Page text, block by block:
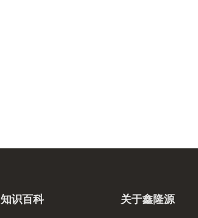
知识百科 关于鑫隆源